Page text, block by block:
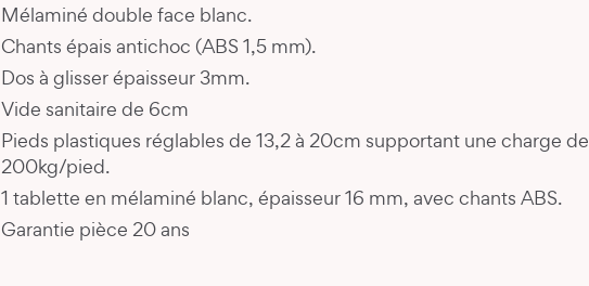
Mélaminé double face blanc.
Chants épais antichoc (ABS 1,5 mm).
Dos à glisser épaisseur 3mm.
Vide sanitaire de 6cm
Pieds plastiques réglables de 13,2 à 20cm supportant une charge de
200kg/pied.
1 tablette en mélaminé blanc, épaisseur 16 mm, avec chants ABS.
Garantie pièce 20 ans